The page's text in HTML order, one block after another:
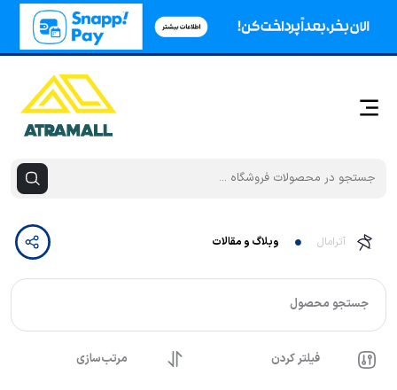
آترامال وبلاگ و مقالات
جستجو محصول
فیلتر کردن مرتب‌سازی